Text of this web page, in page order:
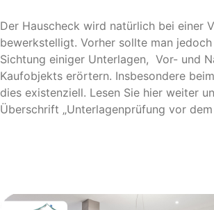
Der Hauscheck wird natürlich bei einer
bewerkstelligt. Vorher sollte man
Sichtung einiger Unterlagen, Vor- und
Kaufobjekts erörtern. Insbesondere
dies existenziell. Lesen Sie hier weiter
Überschrift „Unterlagenprüfung vor dem